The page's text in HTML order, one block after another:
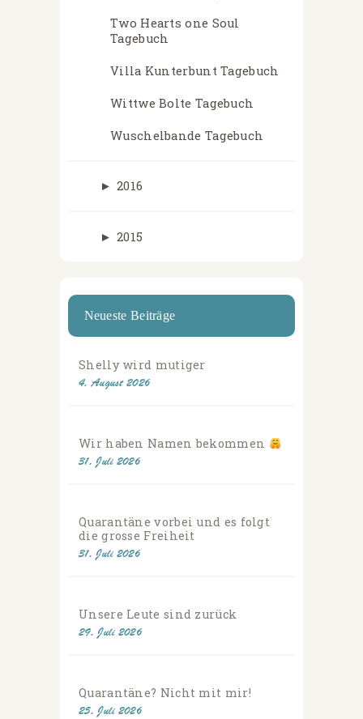
Two Hearts one Soul
Tagebuch
Villa Kunterbunt Tagebuch
Wittwe Bolte Tagebuch
Wuschelbande Tagebuch
► 2016
► 2015
Neueste Beiträge
Shelly wird mutiger
4. August 2026
Wir haben Namen bekommen
31. Juli 2026
Quarantäne vorbei und es folgt
die grosse Freiheit
31. Juli 2026
Unsere Leute sind zurück
29. Juli 2026
Quarantäne? Nicht mit mir!
25. Juli 2026